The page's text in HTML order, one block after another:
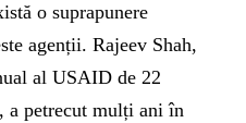
o suprapunere
agenții. Rajeev Shah,
al USAID de 22
a petrecut mulți ani în